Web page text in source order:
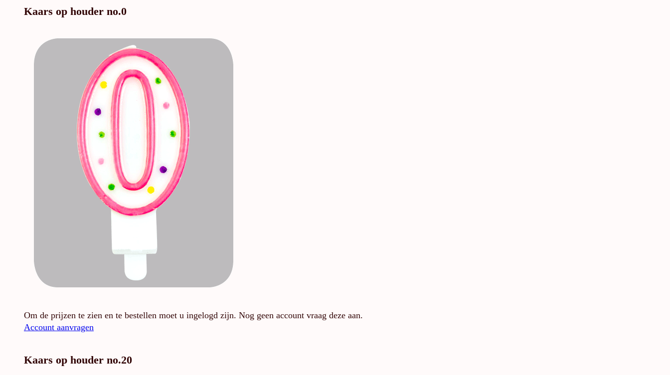
Kaars op houder no.0
Om de prijzen te zien en te bestellen moet u ingelogd zijn. Nog geen account vraag deze aan.
Account aanvragen
Kaars op houder no.20